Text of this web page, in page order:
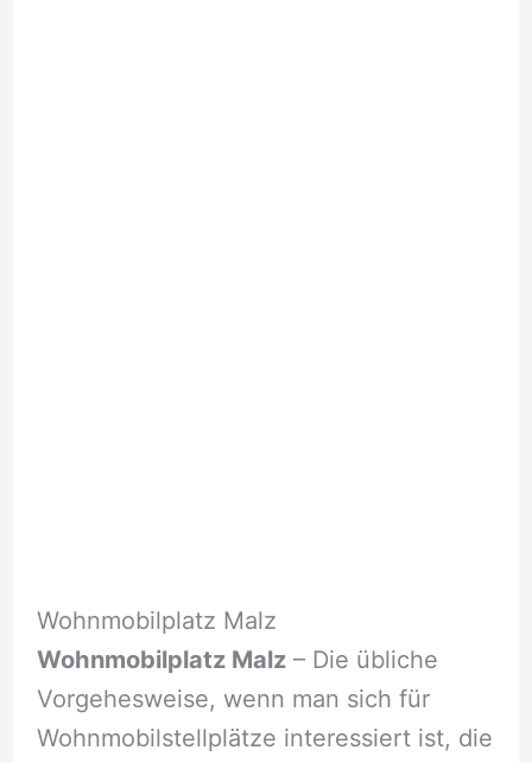
Wohnmobilplatz Malz
Wohnmobilplatz Malz– Die übliche
Vorgehesweise, wenn man sich für
Wohnmobilstellplätze interessiert ist, die